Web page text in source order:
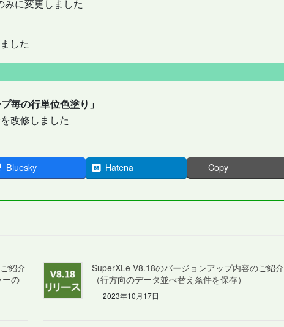
に変更しました
した
毎の行単位色塗り」
改修しました
Bluesky Hatena Copy
紹介
ーの
SuperXLe V8.18のバージョンアップ内容のご紹介
（行方向のデータ並べ替え条件を保存）
2023年10月17日